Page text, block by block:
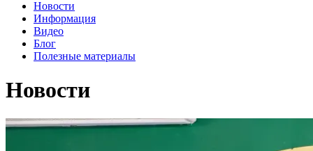
Новости
Информация
Видео
Блог
Полезные материалы
Новости